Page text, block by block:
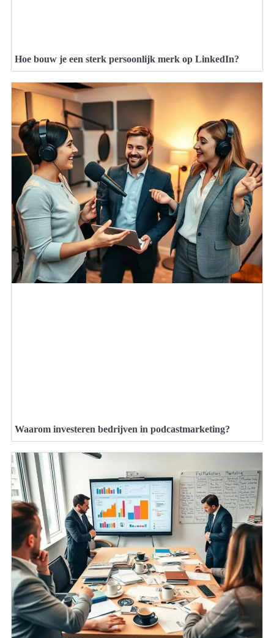
Hoe bouw je een sterk persoonlijk merk op LinkedIn?
Waarom investeren bedrijven in podcastmarketing?